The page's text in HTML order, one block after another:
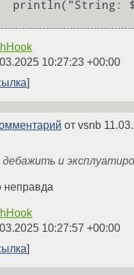
10:27:23 +00:00
от vsnb
дебажить и
неправда
10:27:57 +00:00